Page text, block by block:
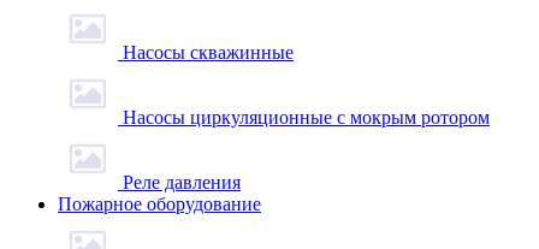
Насосы скважинные
Насосы циркуляционные с мокрым ротором
Реле давления
Пожарное оборудование